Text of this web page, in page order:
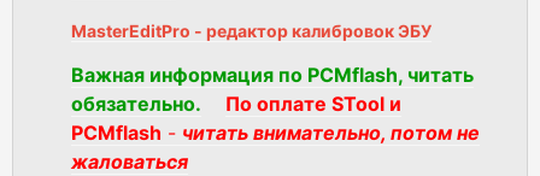
MasterEditPro - редактор калибровок ЭБУ
Важная информация по PCMflash, читать
обязательно.
По оплате STool и
PCMflash - читать внимательно, потом не
жаловаться